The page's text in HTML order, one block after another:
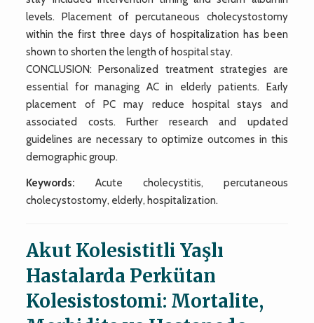
levels. Placement of percutaneous cholecystostomy
within the first three days of hospitalization has been
shown to shorten the length of hospital stay.
CONCLUSION: Personalized treatment strategies are
essential for managing AC in elderly patients. Early
placement of PC may reduce hospital stays and
associated costs. Further research and updated
guidelines are necessary to optimize outcomes in this
demographic group.
Keywords: Acute cholecystitis, percutaneous
cholecystostomy, elderly, hospitalization.
Akut Kolesistitli Yaşlı
Hastalarda Perkütan
Kolesistostomi: Mortalite,